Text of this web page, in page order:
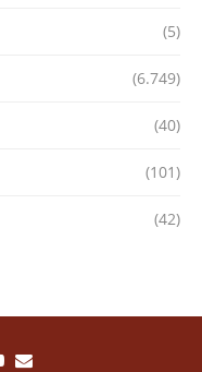
(5)
(6.749)
(40)
(101)
(42)